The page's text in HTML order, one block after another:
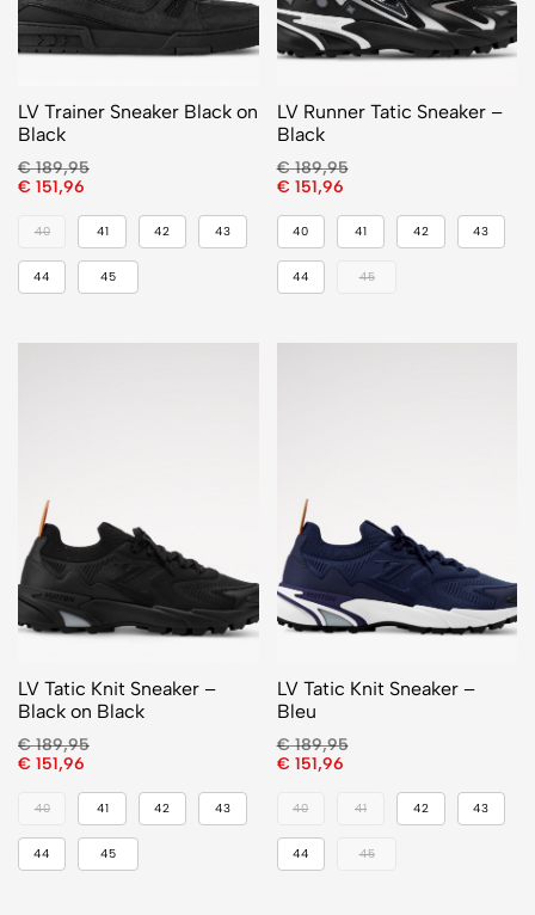
LV Trainer Sneaker Black on
Black
€189,95
€ 151,96
40 41 42 43
44 45
LV Runner Tatic Sneaker –
Black
€189,95
€ 151,96
40 41 42 43
44 45
LV Tatic Knit Sneaker –
Black on Black
€189,95
€ 151,96
40 41 42 43
44 45
LV Tatic Knit Sneaker –
Bleu
€189,95
€ 151,96
40 41 42 43
44 45